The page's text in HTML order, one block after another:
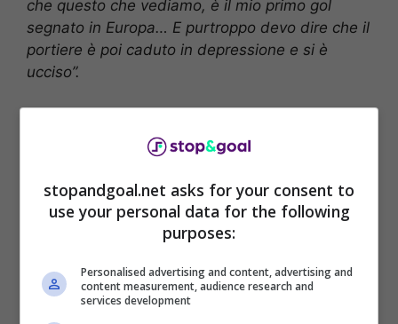
che questo che vediamo, è il mio primo gol
segnato in Europa… E purtroppo devo dire che il
portiere è poi caduto in depressione e si è
ucciso”.
stopandgoal.net asks for your consent to
use your personal data for the following
purposes:
Personalised advertising and content, advertising and
content measurement, audience research and
services development